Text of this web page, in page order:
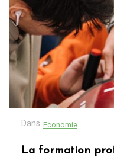
Dans Economie
La formation